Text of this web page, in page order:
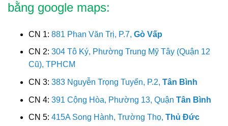
bằng google maps:
CN 1: 881 Phan Văn Trị, P.7, Gò Vấp
CN 2: 304 Tô Ký, Phường Trung Mỹ Tây (Quận 12
Cũ), TPHCM
CN 3: 383 Nguyễn Trọng Tuyển, P.2, Tân Bình
CN 4: 391 Cộng Hòa, Phường 13, Quận Tân Bình
CN 5: 415A Song Hành, Trường Thọ, Thủ Đức